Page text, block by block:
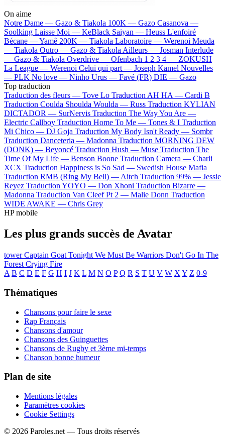
On aime
Notre Dame — Gazo & Tiakola 100K — Gazo Casanova —
Soolking Laisse Moi — KeBlack Saiyan — Heuss L'enfoiré
Bécane —Yamê 200K — Tiakola Laboratoire — Werenoi Meuda
— Tiakola Outro — Gazo & Tiakola Ailleurs — Josman Interlude
— Gazo & Tiakola Overdrive — Ofenbach 1 2 3 4 — ZOKUSH
La League — Werenoi Celui qui part — Joseph Kamel Nouvelles
— PLK No love — Ninho Urus — Favé (FR) DIE — Gazo
Top traduction
Traduction des fleurs — Tove Lo Traduction AH HA — Cardi B
Traduction Coulda Shoulda Woulda — Russ Traduction KYLIAN
DICTADOR — SurNervis Traduction The Way You Are —
Electric Callboy Traduction Home To Me — Tones & I Traduction
Mi Chico — DJ Goja Traduction My Body Isn't Ready — Sombr
Traduction Danceteria — Madonna Traduction MORNING DEW
(DONK) — Beyoncé Traduction Hush — Muse Traduction The
Time Of My Life — Benson Boone Traduction Camera — Charli
XCX Traduction Happiness is So Sad — Swedish House Mafia
Traduction RMB (Ring My Bell) — Aitch Traduction 99% — Jessie
Reyez Traduction YOYO — Don Xhoni Traduction Bizarre —
Madonna Traduction Van Cleef Pt 2 — Malie Donn Traduction
WIDE AWAKE — Chris Grey
HP mobile
Les plus grands succès de Avatar
towerCaptain Goat Tonight We Must Be Warriors Don't Go In The
Forest Crying Fire
A B C D E F G H I J K L M N O P Q R S T U V W X Y Z 0-9
Thématiques
Chansons pour faire le sexe
Rap Français
Chansons d'amour
Chansons des Guinguettes
Chansons de Rugby et 3ème mi-temps
Chanson bonne humeur
Plan de site
Mentions légales
Paramètres cookies
Cookie Settings
© 2026 Paroles.net — Tous droits réservés